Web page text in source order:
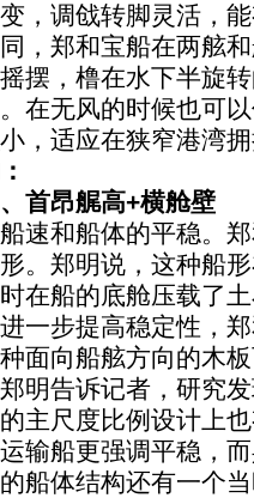
，调戗转脚灵活，
郑和宝船在两舷和
摆，橹在水下半旋
在无风的时候也可
，适应在狭窄港湾
昂艉高+横舱壁
和船体的平稳。郑
。郑明说，这种船
在船的底舱压载了
一步提高稳定性，
面向船舷方向的木
明告诉记者，研究
主尺度比例设计上
输船更强调平稳，
体结构还有一个当